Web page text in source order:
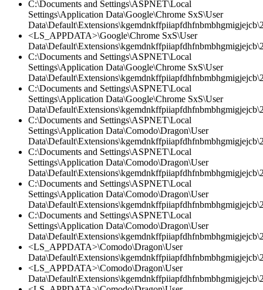
C:\Documents and Settings\ASPNET\Local
Settings\Application Data\Google\Chrome SxS\User
<LS_APPDATA>\Google\Chrome SxS\User
C:\Documents and Settings\ASPNET\Local
Settings\Application Data\Google\Chrome SxS\User
C:\Documents and Settings\ASPNET\Local
Settings\Application Data\Google\Chrome SxS\User
C:\Documents and Settings\ASPNET\Local
Settings\Application Data\Comodo\Dragon\User
C:\Documents and Settings\ASPNET\Local
Settings\Application Data\Comodo\Dragon\User
C:\Documents and Settings\ASPNET\Local
Settings\Application Data\Comodo\Dragon\User
C:\Documents and Settings\ASPNET\Local
Settings\Application Data\Comodo\Dragon\User
<LS_APPDATA>\Comodo\Dragon\User
<LS_APPDATA>\Comodo\Dragon\User